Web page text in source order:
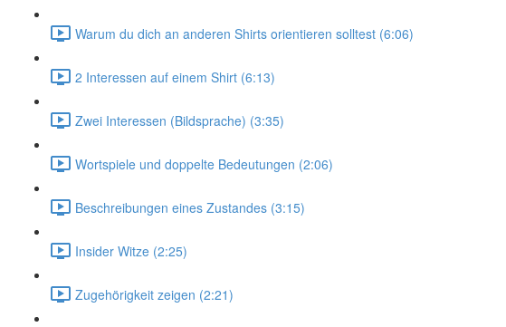
Warum du dich an anderen Shirts orientieren solltest (6:06)
2 Interessen auf einem Shirt (6:13)
Zwei Interessen (Bildsprache) (3:35)
Wortspiele und doppelte Bedeutungen (2:06)
Beschreibungen eines Zustandes (3:15)
Insider Witze (2:25)
Zugehörigkeit zeigen (2:21)